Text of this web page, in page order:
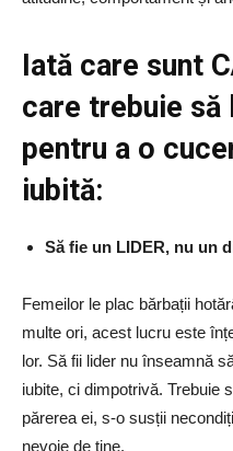
Iată care sunt
care trebuie să
pentru a o
iubită:
Să fie un LIDER, nu un
Femeilor le plac bărbații
multe ori, acest lucru este
lor. Să fii lider nu înseamnă
iubite, ci dimpotrivă. Trebuie
părerea ei, s-o susții
nevoie de tine.